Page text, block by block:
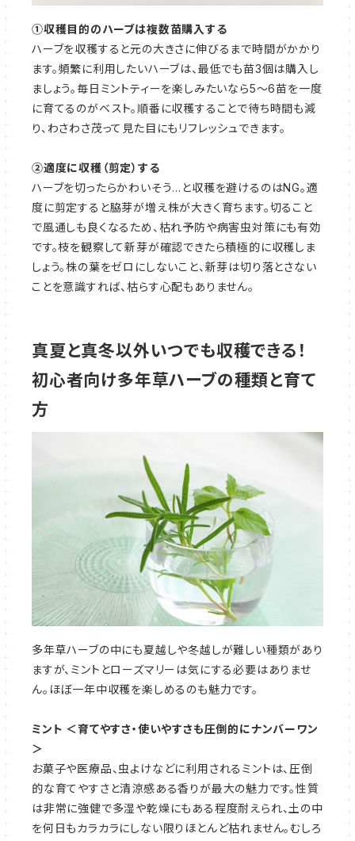
①収穫目的のハーブは複数苗購入する
ハーブを収穫すると元の大きさに伸びるまで時間がかかり
ます。頻繁に利用したいハーブは、最低でも苗3個は購入し
ましょう。毎日ミントティーを楽しみたいなら5～6苗を一度
に育てるのがベスト。順番に収穫することで待ち時間も減
り、わさわさ茂って見た目にもリフレッシュできます。
②適度に収穫（剪定）する
ハーブを切ったらかわいそう…と収穫を避けるのはNG。適
度に剪定すると脇芽が増え株が大きく育ちます。切ること
で風通しも良くなるため、枯れ予防や病害虫対策にも有効
です。枝を観察して新芽が確認できたら積極的に収穫しま
しょう。株の葉をゼロにしないこと、新芽は切り落とさない
ことを意識すれば、枯らす心配もありません。
真夏と真冬以外いつでも収穫できる！
初心者向け多年草ハーブの種類と育て
方
多年草ハーブの中にも夏越しや冬越しが難しい種類があり
ますが、ミントとローズマリーは気にする必要はありませ
ん。ほぼ一年中収穫を楽しめるのも魅力です。
ミント ＜育てやすさ・使いやすさも圧倒的にナンバーワン
＞
お菓子や医療品、虫よけなどに利用されるミントは、圧倒
的な育てやすさと清涼感ある香りが最大の魅力です。性質
は非常に強健で多湿や乾燥にもある程度耐えられ、土の中
を何日もカラカラにしない限りほとんど枯れません。むしろ